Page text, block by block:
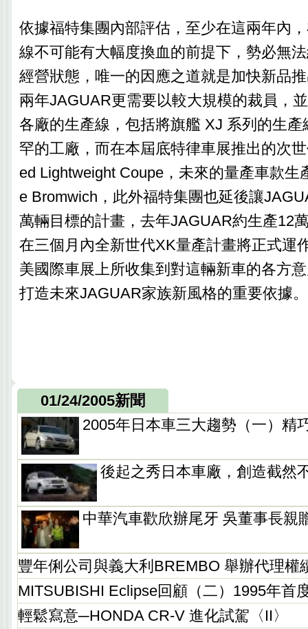
依據福特集團內部評估，至少在這兩年內
線不可能有大幅度換血的前提下，勢必無
經營狀態，唯一的因應之道就是加快新品
兩年JAGUAR更需要以較大規模的裁員，
各廠的生產線，包括將旗艦 XJ 系列的生
罕的工廠，而在本屆底特律車展推出的次
ed Lightweight Coupe，未來的量產車款生
e Bromwich，此外福特集團也延後讓
萬輛目標的計畫，去年JAGUAR約生產12
在三個月內全新世代XK量產計畫將正式運
美國際車展上所收集到對這輛新車的各方
打造未來JAGUAR家族新風格的重要依據。
01/24/2005新聞
2005年日本車三大趨勢（一）精
後起之秀日本車廠，創造截然
中華汽車歡欣辦尾牙 吳董事長親
豐年俐公司與義大利BREMBO 舉辦代理權
MITSUBISHI Eclipse回顧（二）1995年首
輕鬆寫意─HONDA CR-V 進化試駕〈II〉